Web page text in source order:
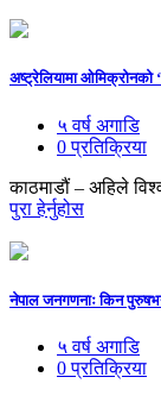
अष्ट्रेलियामा ओमिक्रोनको
५ वर्ष अगाडि
0 प्रतिक्रिया
काठमाडौं – अहिले
पुरा हेर्नुहोस
नेपाल जनगणनाः किन
५ वर्ष अगाडि
0 प्रतिक्रिया